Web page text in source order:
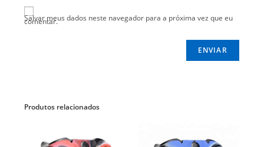
Salvar meus dados neste navegador para a próxima vez que eu
comentar.
Produtos relacionados